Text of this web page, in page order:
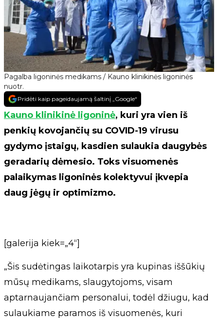
Pagalba ligoninės medikams / Kauno klinikinės ligoninės
nuotr.
Pridėti kaip pageidaujamą šaltinį „Google“
Kauno klinikinė ligoninė, kuri yra vien iš
penkių kovojančių su COVID-19 virusu
gydymo įstaigų, kasdien sulaukia daugybės
geradarių dėmesio. Toks visuomenės
palaikymas ligoninės kolektyvui įkvepia
daug jėgų ir optimizmo.
[galerija kiek=„4“]
„Šis sudėtingas laikotarpis yra kupinas iššūkių
mūsų medikams, slaugytojoms, visam
aptarnaujančiam personalui, todėl džiugu, kad
sulaukiame paramos iš visuomenės, kuri